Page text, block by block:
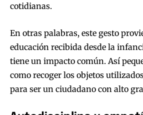
cotidianas.
En otras palabras, este gesto
educación recibida desde la
tiene un impacto común. Así
como recoger los objetos
para ser un ciudadano con alto